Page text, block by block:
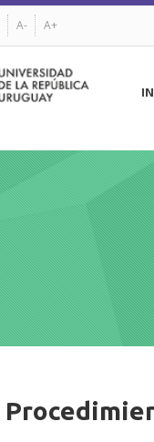
A- A+
Cuerpo